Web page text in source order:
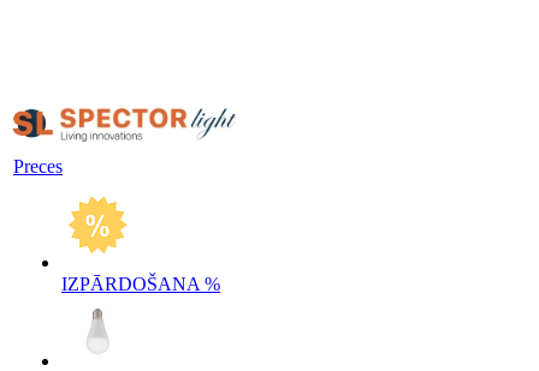
Preces
IZPĀRDOŠANA %